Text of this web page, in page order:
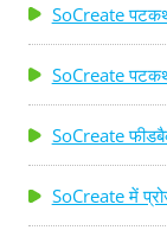
SoCreate
SoCreate
SoCreate
SoCreate में